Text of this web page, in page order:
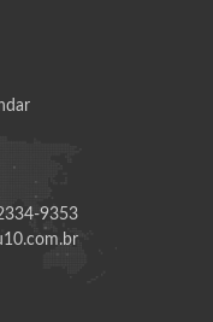
9353